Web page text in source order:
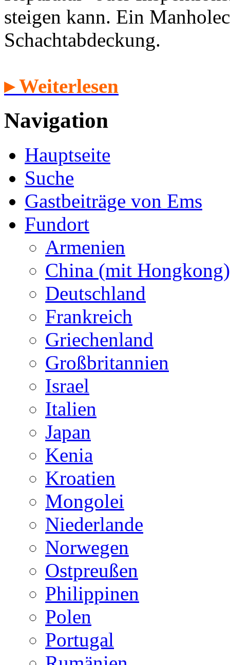
steigen kann. Ein
Schachtabdeckung.
▸ Weiterlesen
Navigation
Hauptseite
Suche
Gastbeiträge von Ems
Fundort
Armenien
China (mit Hongkong)
Deutschland
Frankreich
Griechenland
Großbritannien
Israel
Italien
Japan
Kenia
Kroatien
Mongolei
Niederlande
Norwegen
Ostpreußen
Philippinen
Polen
Portugal